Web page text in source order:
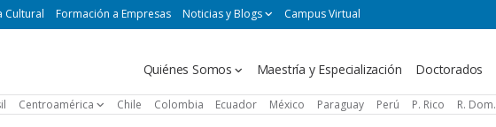
Cultural Formación a Empresas Noticias y Blogs Campus Virtual
Navegación
Quiénes Somos Maestría y Especialización Doctorados
Centroamérica Chile Colombia Ecuador México Paraguay Perú P. Rico R. Dom.